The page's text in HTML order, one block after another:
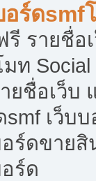
อร์ดsmf
รี รายชื่อ
ท
ยชื่อเว็บ
smf เว็บ
อร์ดขาย
ร์ด